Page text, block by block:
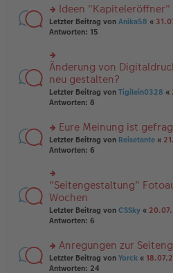
tr
a
g
e
n
er
tr
a
g
n
g
el
e
n
er
B
ei
tr
g
rs
te
u
n
g
el
es
e
er
B
ei
tr
g
Ideen "Kapiteleröffner"
Letzter Beitrag von Anika58 «
Antworten: 15
rs
te
r
u
n
el
es
e
er
B
ei
tr
a
g
Änderung von
neu gestalten?
Letzter Beitrag von Tigilein0328 «
Antworten: 8
rs
te
u
n
el
es
e
er
B
ei
Eure Meinung ist
Letzter Beitrag von Reisetante «
Antworten: 6
rs
te
r
u
n
el
es
e
"Seitengestaltung"
Wochen
Letzter Beitrag von CSSky «
Antworten: 6
rs
te
Anregungen zur
Letzter Beitrag von Yorck «
Antworten: 24